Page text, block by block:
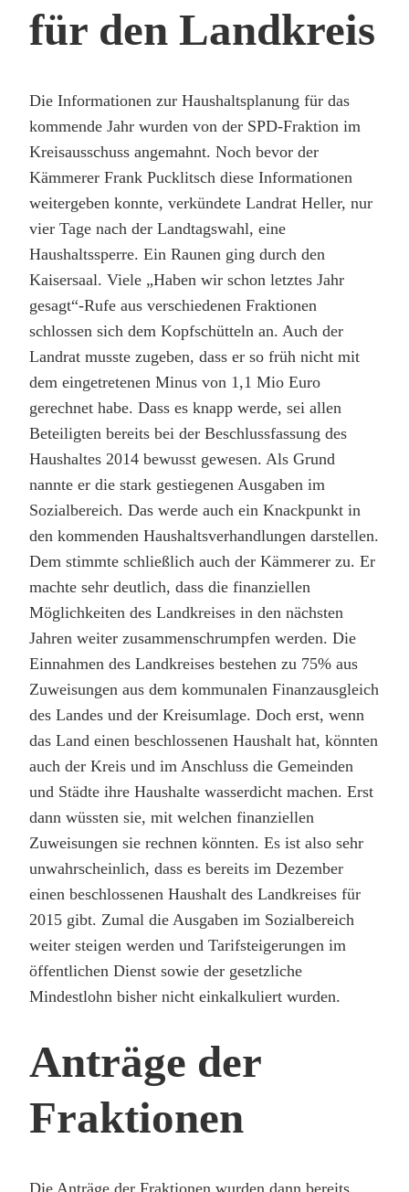
für den Landkreis
Die Informationen zur Haushaltsplanung für das
kommende Jahr wurden von der SPD-Fraktion im
Kreisausschuss angemahnt. Noch bevor der
Kämmerer Frank Pucklitsch diese Informationen
weitergeben konnte, verkündete Landrat Heller, nur
vier Tage nach der Landtagswahl, eine
Haushaltssperre. Ein Raunen ging durch den
Kaisersaal. Viele „Haben wir schon letztes Jahr
gesagt“-Rufe aus verschiedenen Fraktionen
schlossen sich dem Kopfschütteln an. Auch der
Landrat musste zugeben, dass er so früh nicht mit
dem eingetretenen Minus von 1,1 Mio Euro
gerechnet habe. Dass es knapp werde, sei allen
Beteiligten bereits bei der Beschlussfassung des
Haushaltes 2014 bewusst gewesen. Als Grund
nannte er die stark gestiegenen Ausgaben im
Sozialbereich. Das werde auch ein Knackpunkt in
den kommenden Haushaltsverhandlungen darstellen.
Dem stimmte schließlich auch der Kämmerer zu. Er
machte sehr deutlich, dass die finanziellen
Möglichkeiten des Landkreises in den nächsten
Jahren weiter zusammenschrumpfen werden. Die
Einnahmen des Landkreises bestehen zu 75% aus
Zuweisungen aus dem kommunalen Finanzausgleich
des Landes und der Kreisumlage. Doch erst, wenn
das Land einen beschlossenen Haushalt hat, könnten
auch der Kreis und im Anschluss die Gemeinden
und Städte ihre Haushalte wasserdicht machen. Erst
dann wüssten sie, mit welchen finanziellen
Zuweisungen sie rechnen könnten. Es ist also sehr
unwahrscheinlich, dass es bereits im Dezember
einen beschlossenen Haushalt des Landkreises für
2015 gibt. Zumal die Ausgaben im Sozialbereich
weiter steigen werden und Tarifsteigerungen im
öffentlichen Dienst sowie der gesetzliche
Mindestlohn bisher nicht einkalkuliert wurden.
Anträge der
Fraktionen
Die Anträge der Fraktionen wurden dann bereits